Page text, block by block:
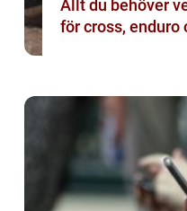
Allt du behöver
för cross, enduro